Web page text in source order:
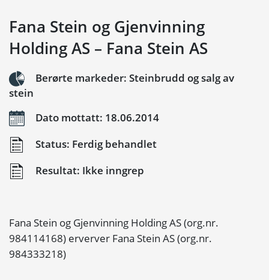
Fana Stein og Gjenvinning
Holding AS – Fana Stein AS
Berørte markeder: Steinbrudd og salg av
stein
Dato mottatt: 18.06.2014
Status: Ferdig behandlet
Resultat: Ikke inngrep
Fana Stein og Gjenvinning Holding AS (org.nr.
984114168) erverver Fana Stein AS (org.nr.
984333218)